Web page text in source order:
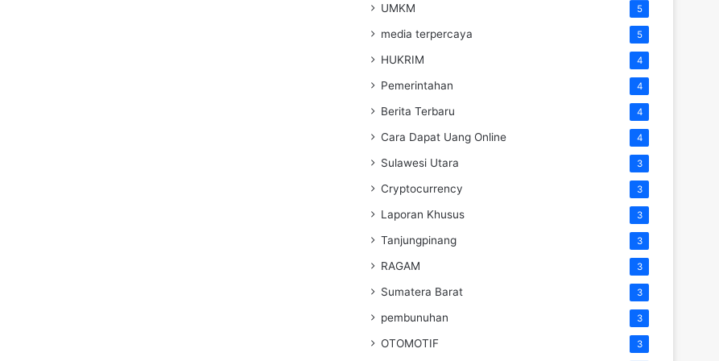
UMKM 5
media terpercaya 5
HUKRIM 4
Pemerintahan 4
Berita Terbaru 4
Cara Dapat Uang Online 4
Sulawesi Utara 3
Cryptocurrency 3
Laporan Khusus 3
Tanjungpinang 3
RAGAM 3
Sumatera Barat 3
pembunuhan 3
OTOMOTIF 3